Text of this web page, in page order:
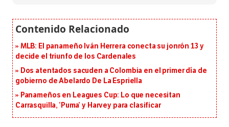
MLB: El panameño Iván Herrera conecta su jonrón 13 y
decide el triunfo de los Cardenales
Dos atentados sacuden a Colombia en el primer día de
gobierno de Abelardo De La Espriella
Panameños en Leagues Cup: Lo que necesitan
Carrasquilla, ‘Puma’ y Harvey para clasificar